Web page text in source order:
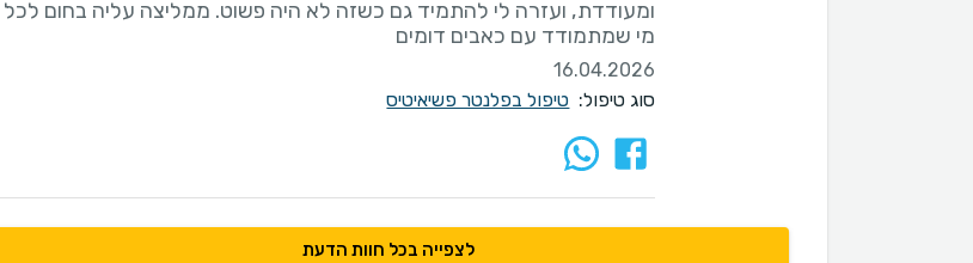
ומעודדת, ועזרה לי להתמיד גם כשזה לא היה פשוט. ממליצה עליה בחום לכל
מי שמתמודד עם כאבים דומים
16.04.2026
סוג טיפול: טיפול בפלנטר פשיאיטיס
לצפייה בכל חוות הדעת